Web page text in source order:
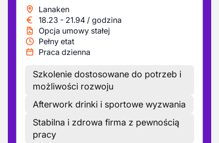
Lanaken
18.23 - 21.94 / godzina
Opcja umowy stałej
Pełny etat
Praca dzienna
Szkolenie dostosowane do potrzeb i
możliwości rozwoju
Afterwork drinki i sportowe wyzwania
Stabilna i zdrowa firma z pewnością
pracy